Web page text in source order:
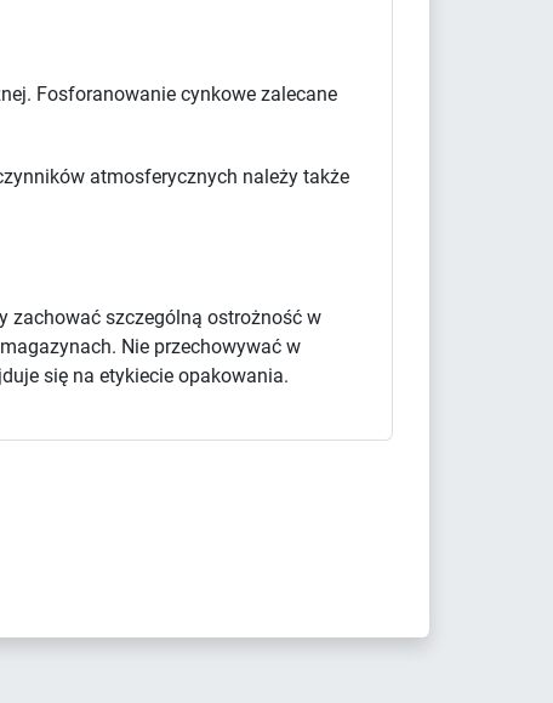
Fosforanowanie cynkowe zalecane
atmosferycznych należy także
zachować szczególną ostrożność w
Nie przechowywać w
się na etykiecie opakowania.